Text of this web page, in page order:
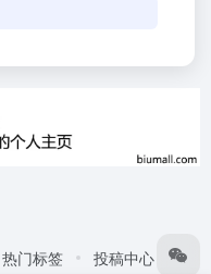
热门标签 投稿中心